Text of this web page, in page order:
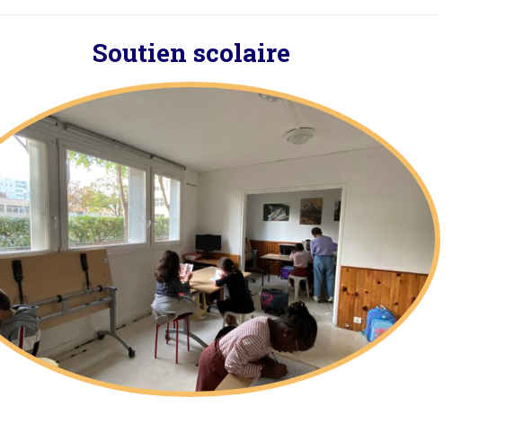
Soutien scolaire